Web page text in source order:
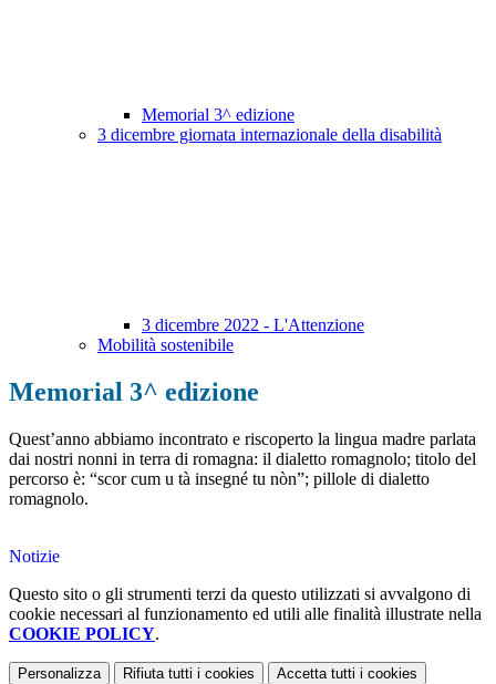
Memorial 3^ edizione
3 dicembre giornata internazionale della disabilità
3 dicembre 2022 - L'Attenzione
Mobilità sostenibile
Memorial 3^ edizione
Quest’anno abbiamo incontrato e riscoperto la lingua madre parlata
dai nostri nonni in terra di romagna: il dialetto romagnolo; titolo del
percorso è: “scor cum u tà insegné tu nòn”; pillole di dialetto
romagnolo.
Notizie
Questo sito o gli strumenti terzi da questo utilizzati si avvalgono di
cookie necessari al funzionamento ed utili alle finalità illustrate nella
COOKIE POLICY.
Personalizza Rifiuta tutti i cookies Accetta tutti i cookies